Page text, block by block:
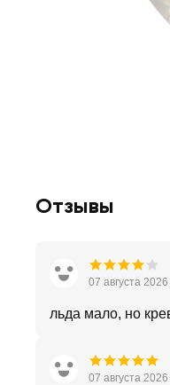
Отзывы
07 августа 2026
льда мало, но
07 августа 2026